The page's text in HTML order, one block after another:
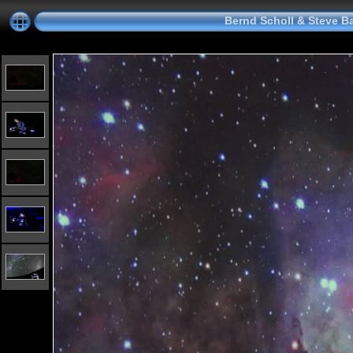
Bernd Scholl & Steve